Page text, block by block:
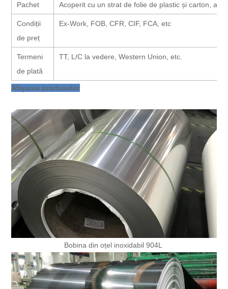
Pachet Acoperit cu un strat de folie de plastic și carton,
Condiții
de preț
Ex-Work, FOB, CFR, CIF, FCA, etc
Termeni
de plată
TT, L/C la vedere, Western Union, etc.
Afișarea produselor
Bobina din oțel inoxidabil 904L